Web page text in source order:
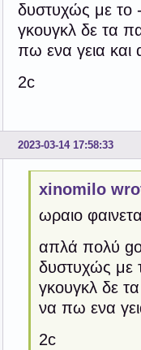
δυστυχώς με το
γκουγκλ δε τα
πω ενα γεια και
2c
2023-03-14 17:58:33
xinomilo
ωραιο
απλά πολύ
δυστυχώς με
γκουγκλ δε
να πω ενα
2c